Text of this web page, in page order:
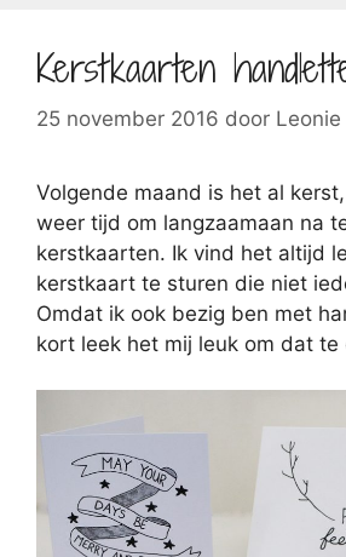
Kerstkaarten
25 november 2016 door Leonie
Volgende maand is het al
weer tijd om langzaamaan na
kerstkaarten. Ik vind het altijd
kerstkaart te sturen die niet
Omdat ik ook bezig ben met
kort leek het mij leuk om dat te